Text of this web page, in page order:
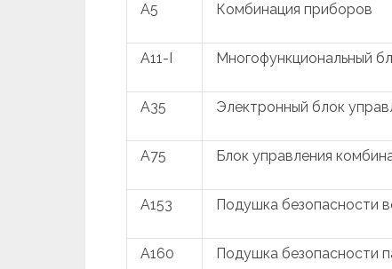
A5 Комбинация приборов
A11-I Многофункциональный
A35 Электронный блок
A75 Блок управления
A153 Подушка безопасности
A160 Подушка безопасности